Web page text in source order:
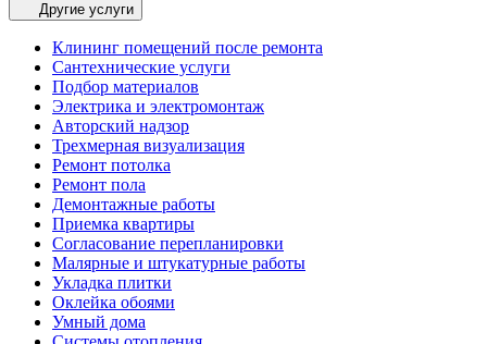
Другие услуги
Клининг помещений после ремонта
Сантехнические услуги
Подбор материалов
Электрика и электромонтаж
Авторский надзор
Трехмерная визуализация
Ремонт потолка
Ремонт пола
Демонтажные работы
Приемка квартиры
Согласование перепланировки
Малярные и штукатурные работы
Укладка плитки
Оклейка обоями
Умный дома